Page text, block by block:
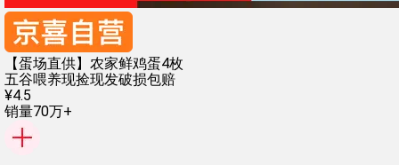
【蛋场直供】农家鲜鸡蛋4枚
五谷喂养现捡现发破损包赔
¥4.5
销量70万+